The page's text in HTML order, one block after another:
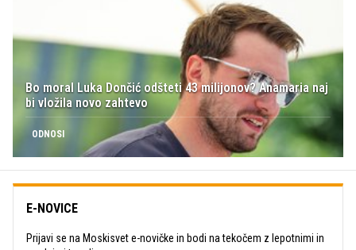
Bo moral Luka Dončić odšteti 43 milijonov? Anamaria naj
bi vložila novo zahtevo
ODNOSI
E-NOVICE
Prijavi se na Moskisvet e-novičke in bodi na tekočem z lepotnimi in